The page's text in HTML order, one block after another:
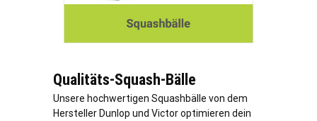
Qualitäts-Squash-Bälle
Unsere hochwertigen Squashbälle von dem
Hersteller Dunlop und Victor optimieren dein